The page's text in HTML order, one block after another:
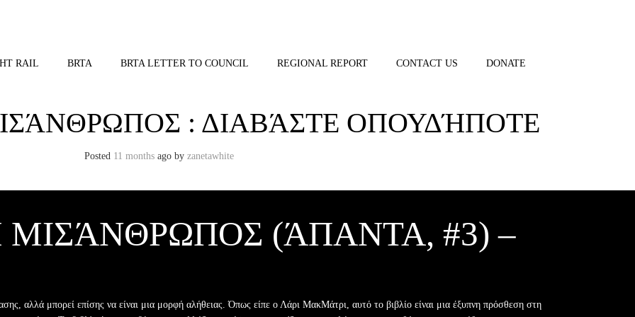
RAIL BRTA BRTA LETTER TO COUNCIL REGIONAL REPORT CONTACT US DONATE
: ΔΙΑΒΆΣΤΕ ΟΠΟΥΔΉΠΟΤΕ
Posted 11 monthsago by zanetawhite
(ΆΠΑΝΤΑ, #3) –
αλλά μπορεί επίσης να είναι μια μορφή αλήθειας. Όπως είπε ο Λάρι ΜακΜάτρι, αυτό το βιβλίο είναι μια έξυπνη πρόσθεση στη